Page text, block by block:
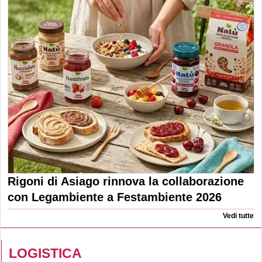
Rigoni di Asiago rinnova la collaborazione
con Legambiente a Festambiente 2026
Vedi tutte
LOGISTICA